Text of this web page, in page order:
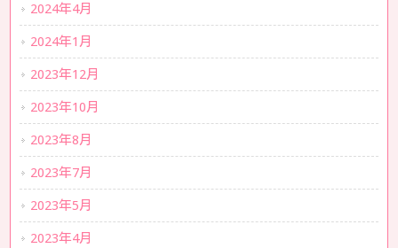
2024年4月
2024年1月
2023年12月
2023年10月
2023年8月
2023年7月
2023年5月
2023年4月